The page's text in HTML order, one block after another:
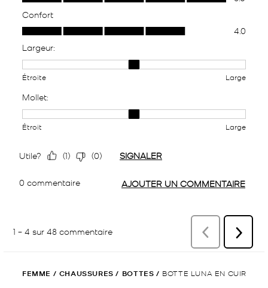
FEMME / CHAUSSURES / BOTTES / BOTTE LUNA EN CUIR